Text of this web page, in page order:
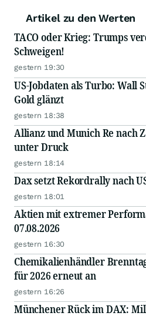
Artikel zu den Werten
TACO oder Krieg: Trumps
Schweigen!
gestern 19:30
US-Jobdaten als Turbo: Wall
Gold glänzt
gestern 18:38
Allianz und Munich Re nach
unter Druck
gestern 18:14
Dax setzt Rekordrally nach
gestern 18:01
Aktien mit extremer
07.08.2026
gestern 16:30
Chemikalienhändler
für 2026 erneut an
gestern 16:26
Münchener Rück im DAX: